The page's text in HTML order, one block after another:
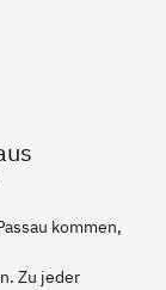
kommen,
Zu jeder